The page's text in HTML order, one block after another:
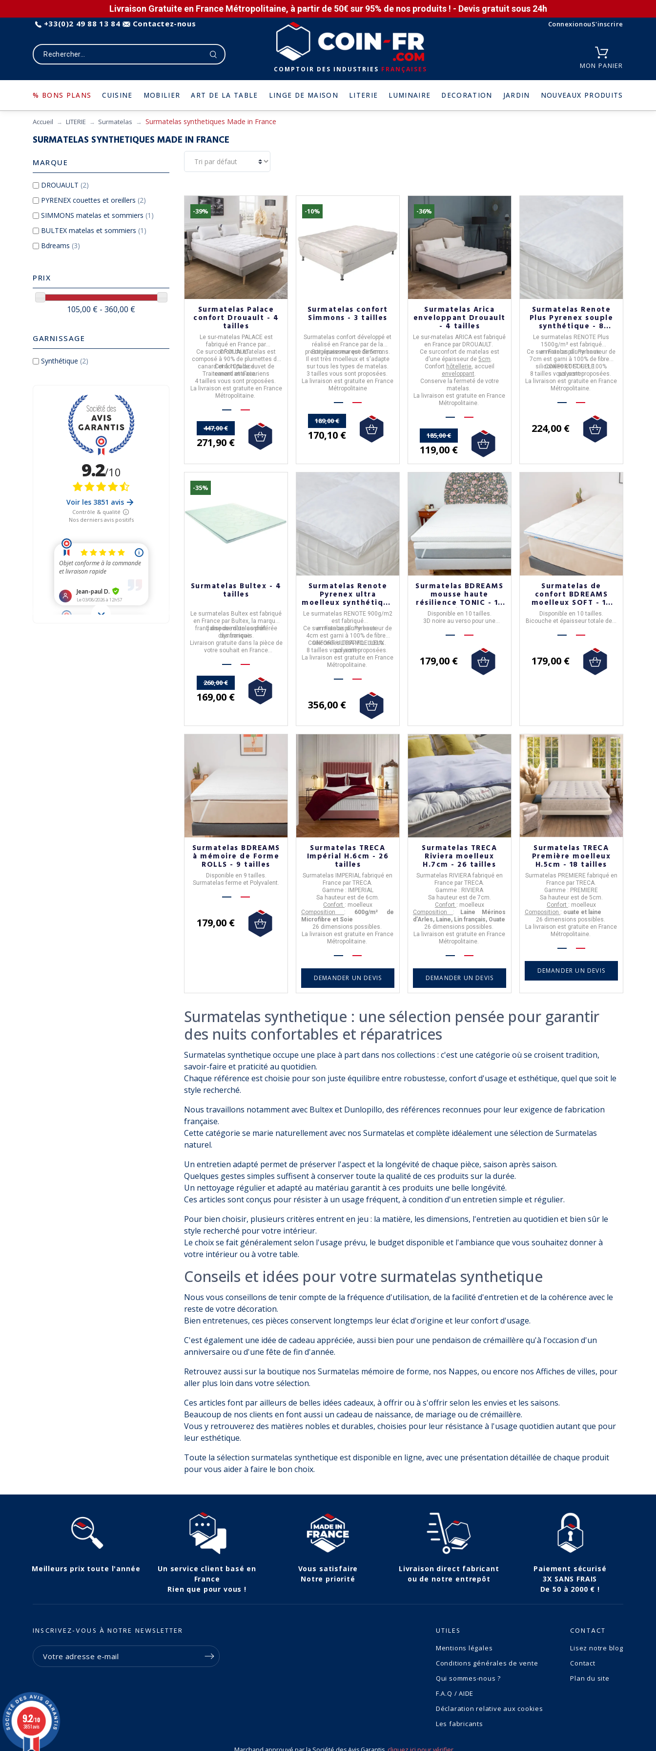
Livraison Gratuite en France Métropolitaine, à partir de 50€ sur 95% de nos produits ! - Devis gratuit sous 24h
+33(0)2 49 88 13 84 Contactez-nous ConnexionouS'inscrire
COMPTOIR DES INDUSTRIES FRANÇAISES MON PANIER
% BONS PLANS CUISINE MOBILIER ART DE LA TABLE LINGE DE MAISON LITERIE LUMINAIRE DECORATION JARDIN NOUVEAUX PRODUITS
Accueil LITERIE Surmatelas Surmatelas synthetiques Made in France
SURMATELAS SYNTHETIQUES MADE IN FRANCE
MARQUE
DROUAULT (2)
PYRENEX couettes et oreillers (2)
SIMMONS matelas et sommiers (1)
BULTEX matelas et sommiers (1)
Bdreams (3)
PRIX
105,00 € - 360,00 €
GARNISSAGE
Synthétique (2)
-39%
Surmatelas Palace
confort Drouault - 4
tailles
Le sur-matelas PALACE est
fabriqué en France par
DROUAULT.
Ce surconfort de matelas est
composé à 90% de plumettes de
canard et à 10% de duvet de
canard et d'oie.
Confort palace.
Traitement anti-acariens
4 tailles vous sont proposées.
La livraison est gratuite en France
Métropolitaine.
447,00 €
271,90 €
-10%
Surmatelas confort
Simmons - 3 tailles
Surmatelas confort développé et
réalisé en France par de la
prestigieuse marqueSimmons.
Son épaisseur est de5cm.
Il est très moelleuxet s'adapte
sur tous les types de matelas.
3 tailles vous sont proposées.
La livraison est gratuite en France
Métropolitaine
189,00 €
170,10 €
-36%
Surmatelas Arica
enveloppant Drouault
- 4 tailles
Le sur-matelas ARICA est fabriqué
en France par DROUAULT.
Ce surconfort de matelas est
d'une épaisseur de 5cm.
Confort hôtellerie, accueil
enveloppant.
Conserve la fermeté de votre
matelas.
La livraison est gratuite en France
Métropolitaine.
185,00 €
119,00 €
Surmatelas Renote
Plus Pyrenex souple
synthétique - 8
tailles
Le surmatelas RENOTE Plus
1500g/m² est fabriqué
enFrancepar Pyrenex.
Ce sur matelas d'unehauteur de
7cm est garni à 100% de fibres
siliconées LOFT FILL100%
polyester.
CONFORT SOUPLE.
8 tailles vous sont proposées.
La livraison est gratuite en France
Métropolitaine.
224,00 €
-35%
Surmatelas Bultex - 4
tailles
Le surmatelas Bultex est fabriqué
en France par Bultex, la marque
française de matelas préférée
des français.
Il dispose d'un confort
dynamique.
Livraison gratuite dans la pièce de
votre souhait en France
260,00 €
169,00 €
Surmatelas Renote
Pyrenex ultra
moelleux synthétique
- 8 tailles
Le surmatelas RENOTE 900g/m2
est fabriqué
enFranceparPyrenex.
Ce sur matelas d'unehauteur de
4cm est garni à 100% de fibres
siliconées LOFT FILL100%
polyester.
CONFORT ULTRA-MOELLEUX.
8 tailles vous sont proposées.
La livraison est gratuite en France
Métropolitaine.
356,00 €
Surmatelas BDREAMS
mousse haute
résilience TONIC - 10
tailles
Disponible en 10 tailles.
3D noire au verso pour une
Soutien Ferme et Tonic.
179,00 €
Surmatelas de
confort BDREAMS
moelleux SOFT - 10
tailles
Disponible en 10 tailles.
Bicouche et épaisseur totale de 7
Accueil extra moelleux.
179,00 €
Surmatelas BDREAMS
à mémoire de Forme
ROLLS - 9 tailles
Disponible en 9 tailles.
Surmatelas ferme et Polyvalent.
179,00 €
Surmatelas TRECA
Impérial H.6cm - 26
tailles
Surmatelas IMPERIALfabriqué en
France parTRECA
Gamme : IMPERIAL
Sa hauteur est de 6cm.
Confort : moelleux
Composition
: 600g/m² de
Microfibre et Soie
26 dimensions possibles.
La livraison est gratuite en France
Métropolitaine.
DEMANDER UN DEVIS
Surmatelas TRECA
Riviera moelleux
H.7cm - 26 tailles
Surmatelas RIVIERA fabriqué en
France parTRECA
Gamme : RIVIERA
Sa hauteur est de 7cm.
Confort : moelleux
Composition
: Laine Mérinos
d’Arles, Laine, Lin français, Ouate
26 dimensions possibles.
La livraison est gratuite en France
Métropolitaine.
DEMANDER UN DEVIS
Surmatelas TRECA
Première moelleux
H.5cm - 18 tailles
Surmatelas PREMIERE fabriqué en
France parTRECA
Gamme : PREMIERE
Sa hauteur est de 5cm.
Confort : moelleux
Composition : ouate et laine
26 dimensions possibles.
La livraison est gratuite en France
Métropolitaine.
DEMANDER UN DEVIS
Surmatelas synthetique : une sélection pensée pour garantir
des nuits confortables et réparatrices
Surmatelas synthetique occupe une place à part dans nos collections : c'est une catégorie où se croisent tradition,
savoir-faire et praticité au quotidien.
Chaque référence est choisie pour son juste équilibre entre robustesse, confort d'usage et esthétique, quel que soit le
style recherché.
Nous travaillons notamment avec Bultex et Dunlopillo, des références reconnues pour leur exigence de fabrication
française.
Cette catégorie se marie naturellement avec nosSurmatelas et complète idéalement une sélection deSurmatelas
naturel.
Un entretien adapté permet de préserver l'aspect et la longévité de chaque pièce, saison après saison.
Quelques gestes simples suffisent à conserver toute la qualité de ces produits sur la durée.
Un nettoyage régulier et adapté au matériau garantit à ces produits une belle longévité.
Ces articles sont conçus pour résister à un usage fréquent, à condition d'un entretien simple et régulier.
Pour bien choisir, plusieurs critères entrent en jeu : la matière, les dimensions, l'entretien au quotidien et bien sûr le
style recherché pour votre intérieur.
Le choix se fait généralement selon l'usage prévu, le budget disponible et l'ambiance que vous souhaitez donner à
votre intérieur ou à votre table.
Conseils et idées pour votre surmatelas synthetique
Nous vous conseillons de tenir compte de la fréquence d'utilisation, de la facilité d'entretien et de la cohérence avec le
reste de votre décoration.
Bien entretenues, ces pièces conservent longtemps leur éclat d'origine et leur confort d'usage.
C'est également une idée de cadeau appréciée, aussi bien pour une pendaison de crémaillère qu'à l'occasion d'un
anniversaire ou d'une fête de fin d'année.
Retrouvez aussi sur la boutique nosSurmatelas mémoire de forme, nos Nappes, ou encore nosAffiches de villes, pour
aller plus loin dans votre sélection.
Ces articles font par ailleurs de belles idées cadeaux, à offrir ou à s'offrir selon les envies et les saisons.
Beaucoup de nos clients en font aussi un cadeau de naissance, de mariage ou de crémaillère.
Vous y retrouverez des matières nobles et durables, choisies pour leur résistance à l'usage quotidien autant que pour
leur esthétique.
Toute la sélection surmatelas synthetique est disponible en ligne, avec une présentation détaillée de chaque produit
pour vous aider à faire le bon choix.
Meilleurs prix toute l'année
Un service client basé en
France
Rien que pour vous !
Vous satisfaire
Notre priorité
Livraison direct fabricant
ou de notre entrepôt
Paiement sécurisé
3X SANS FRAIS
De 50 à 2000 € !
INSCRIVEZ-VOUS À NOTRE NEWSLETTER UTILES
Mentions légales
Conditions générales de vente
Qui sommes-nous ?
F.A.Q / AIDE
Déclaration relative aux cookies
Les fabricants
CONTACT
Lisez notre blog
Contact
Plan du site
9.2/10
3851 avis